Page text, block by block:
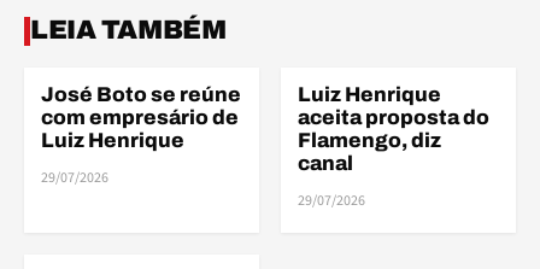
LEIA TAMBÉM
ELE
ELENCO
José Boto se reúne
com empresário de
Luiz Henrique
29/07/2026
ELENCO
Luiz Henrique
aceita proposta do
Flamengo, diz
canal
29/07/2026